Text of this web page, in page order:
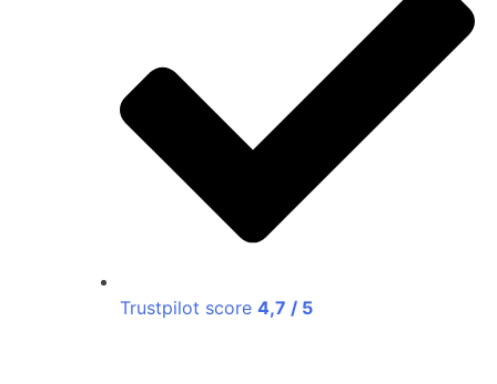
Trustpilot score 4,7 / 5